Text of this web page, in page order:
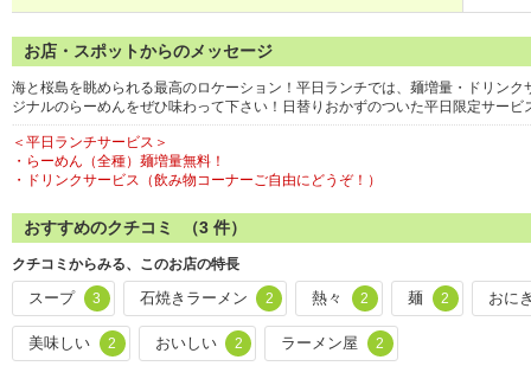
お店・スポットからのメッセージ
海と桜島を眺められる最高のロケーション！平日ランチでは、麺増量・ドリン
ジナルのらーめんをぜひ味わって下さい！日替りおかずのついた平日限定サー
＜平日ランチサービス＞
・らーめん（全種）麺増量無料！
・ドリンクサービス（飲み物コーナーご自由にどうぞ！）
おすすめのクチコミ （3 件）
クチコミからみる、このお店の特長
スープ 3 石焼きラーメン 2 熱々 2 麺 2 おに
美味しい 2 おいしい 2 ラーメン屋 2